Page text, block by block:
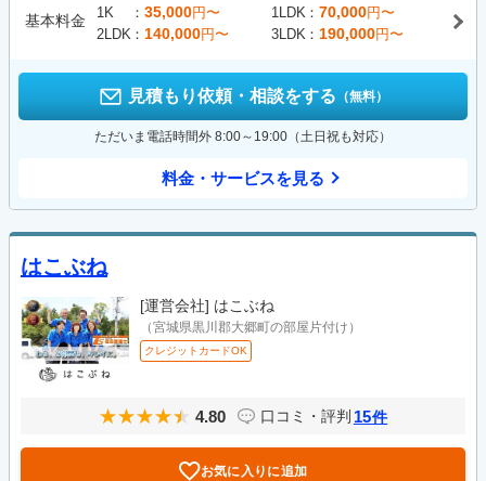
基本料金 1K 35,000円〜 1LDK 70,000円〜
2LDK
140,000円〜 3LDK 190,000円〜
見積もり依頼・相談をする （無料）
ただいま電話時間外 8:00～19:00（土日祝も対応）
料金・サービスを見る
はこぶね
[運営会社] はこぶね
（宮城県黒川郡大郷町の部屋片付け）
クレジットカードOK
4.80 口コミ・評判 15件
お気に入りに追加